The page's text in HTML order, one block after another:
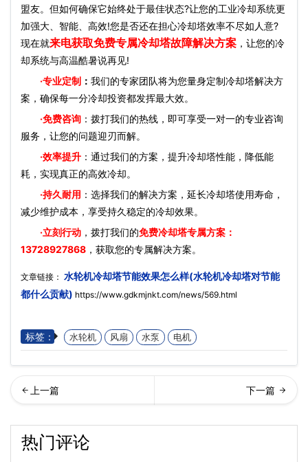
盟友。但如何确保它始终处于最佳状态?让您的工业冷却系统更
加强大、智能、高效!您是否还在担心冷却塔效率不尽如人意?
现在就来电获取免费专属冷却塔故障解决方案 ，让您的冷
却系统与高温酷暑说再见!
·专业定制 ： 我们的专家团队将为您量身定制冷却塔解决方
案，确保每一分冷却投资都发挥最大效。
·免费咨询 ：拨打我们的热线，即可享受一对一的专业咨询
服务，让您的问题迎刃而解。
·效率提升 ：通过我们的方案，提升冷却塔性能，降低能
耗，实现真正的高效冷却。
·持久耐用 ：选择我们的解决方案，延长冷却塔使用寿命，
减少维护成本，享受持久稳定的冷却效果。
·立刻行动 ，拨打我们的免费冷却塔专属方案：
13728927868 ，获取您的专属解决方案。
文章链接： 水轮机冷却塔节能效果怎么样(水轮机冷却塔对节能
都什么贡献) https://www.gdkmjnkt.com/news/569.html
标签： 水轮机 风扇 水泵 电机
处理的作用)…
热门评论